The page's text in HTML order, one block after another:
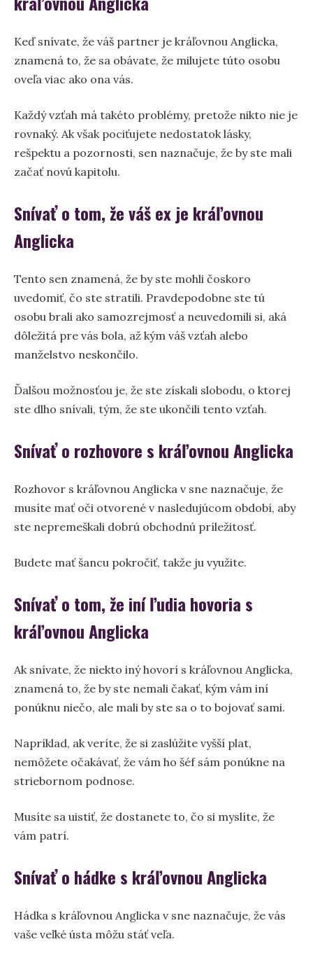
Keď snívate, že váš partner je kráľovnou Anglicka,
znamená to, že sa obávate, že milujete túto osobu
oveľa viac ako ona vás.
Každý vzťah má takéto problémy, pretože nikto nie je
rovnaký. Ak však pociťujete nedostatok lásky,
rešpektu a pozornosti, sen naznačuje, že by ste mali
začať novú kapitolu.
Snívať o tom, že váš ex je kráľovnou
Anglicka
Tento sen znamená, že by ste mohli čoskoro
uvedomiť, čo ste stratili. Pravdepodobne ste tú
osobu brali ako samozrejmosť a neuvedomili si, aká
dôležitá pre vás bola, až kým váš vzťah alebo
manželstvo neskončilo.
Ďalšou možnosťou je, že ste získali slobodu, o ktorej
ste dlho snívali, tým, že ste ukončili tento vzťah.
Snívať o rozhovore s kráľovnou Anglicka
Rozhovor s kráľovnou Anglicka v sne naznačuje, že
musíte mať oči otvorené v nasledujúcom období, aby
ste nepremeškali dobrú obchodnú príležitosť.
Budete mať šancu pokročiť, takže ju využite.
Snívať o tom, že iní ľudia hovoria s
kráľovnou Anglicka
Ak snívate, že niekto iný hovorí s kráľovnou Anglicka,
znamená to, že by ste nemali čakať, kým vám iní
ponúknu niečo, ale mali by ste sa o to bojovať sami.
Napríklad, ak veríte, že si zaslúžite vyšší plat,
nemôžete očakávať, že vám ho šéf sám ponúkne na
striebornom podnose.
Musíte sa uistiť, že dostanete to, čo si myslíte, že
vám patrí.
Snívať o hádke s kráľovnou Anglicka
Hádka s kráľovnou Anglicka v sne naznačuje, že vás
vaše veľké ústa môžu stáť veľa.